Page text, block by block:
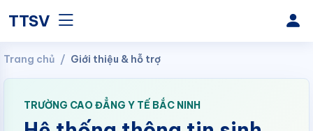
TTSV
Trang chủ Giới thiệu & hỗ trợ
TRƯỜNG CAO ĐẲNG Y TẾ BẮC NINH